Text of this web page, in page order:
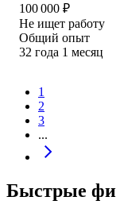
100 000 ₽
Не ищет работу
Общий опыт
32 года 1 месяц
1
2
3
...
Быстрые